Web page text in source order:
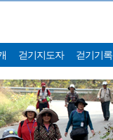
걷기지도자 걷기기